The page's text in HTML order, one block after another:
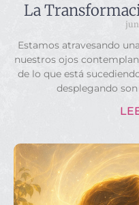
La
Estamos atravesando
nuestros ojos
de lo que está
desplegando